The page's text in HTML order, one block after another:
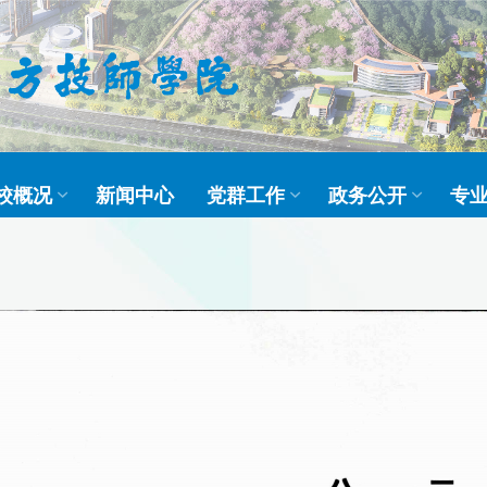
概况 新闻中心 党群工作 政务公开 专